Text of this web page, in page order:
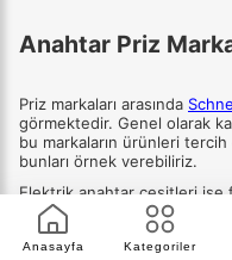
Anasayfa Kategoriler
Anahtar Priz
Priz markaları arasında
görmektedir. Genel olarak
bu markaların ürünleri
bunları örnek verebiliriz.
Elektrik anahtar çeşitleri ise
fiyat açısından farklılıkları
anahtarı fiyatları ve
modellerinde en iyi